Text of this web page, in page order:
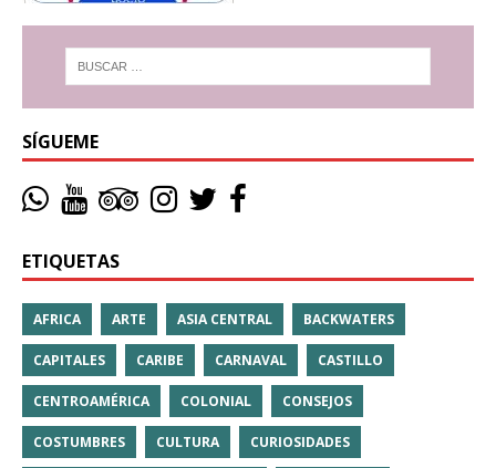
SÍGUEME
ETIQUETAS
AFRICA ARTE ASIA CENTRAL BACKWATERS
CAPITALES CARIBE CARNAVAL CASTILLO
CENTROAMÉRICA COLONIAL CONSEJOS
COSTUMBRES CULTURA CURIOSIDADES